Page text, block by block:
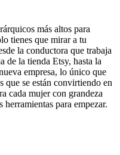
más altos para
tienes que mirar a tu
la conductora que trabaja
de la tienda Etsy, hasta la
empresa, lo único que
que se están convirtiendo en
cada mujer con grandeza
para empezar.